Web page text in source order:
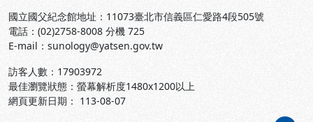
國立國父紀念館地址：11073臺北市信義區仁愛路4段505號
電話：(02)2758-8008 分機 725
E-mail：sunology@yatsen.gov.tw
訪客人數： 17903972
最佳瀏覽狀態：螢幕解析度1480x1200以上
網頁更新日期： 113-08-07